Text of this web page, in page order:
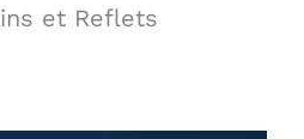
et Reflets